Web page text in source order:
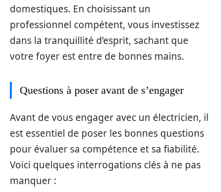
domestiques. En choisissant un
professionnel compétent, vous investissez
dans la tranquillité d’esprit, sachant que
votre foyer est entre de bonnes mains.
Questions à poser avant de s’engager
Avant de vous engager avec un électricien, il
est essentiel de poser les bonnes questions
pour évaluer sa compétence et sa fiabilité.
Voici quelques interrogations clés à ne pas
manquer :